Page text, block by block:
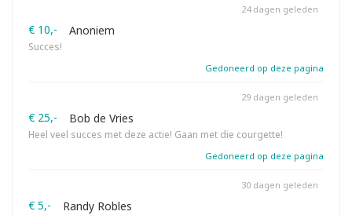
€ 10,- Anoniem
Succes!
24 dagen geleden
Gedoneerd op deze pagina
€ 25,- Bob de Vries
Heel veel succes met deze actie! Gaan met die courgette!
29 dagen geleden
Gedoneerd op deze pagina
€ 5,- Randy Robles
30 dagen geleden